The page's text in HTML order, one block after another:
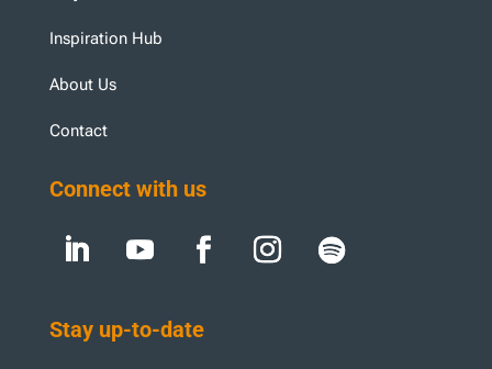
Inspiration Hub
About Us
Contact
Connect with us
Stay up-to-date